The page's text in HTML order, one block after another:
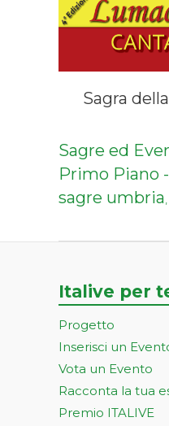
Sagra
Sagre ed
Primo Piano
sagre umbria,
Italive per
Progetto
Inserisci un
Vota un Evento
Racconta la tua
Premio ITALIVE